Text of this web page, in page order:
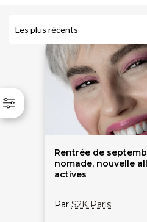
Rentrée de
nomade, nouvelle
actives
Par S2K Paris